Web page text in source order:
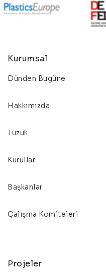
Kurumsal
Dünden Bugüne
Hakkımızda
Tüzük
Kurullar
Başkanlar
Çalışma Komiteleri
Projeler